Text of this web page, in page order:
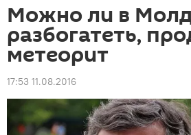
Можно ли в
разбогатеть,
метеорит
17:53 11.08.2016